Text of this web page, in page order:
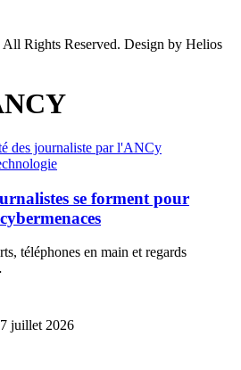
Rights Reserved. Design by Helios
se forment pour
téléphones en main et regards
7 juillet 2026